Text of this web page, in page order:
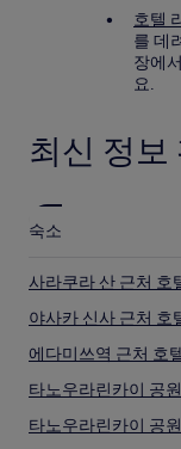
호텔
를 데
장에
요.
최신 정보
숙소
사라쿠라 산 근처 호
야사카 신사 근처 호
에다미쓰역 근처 호
타노우라린카이 공
타노우라린카이 공